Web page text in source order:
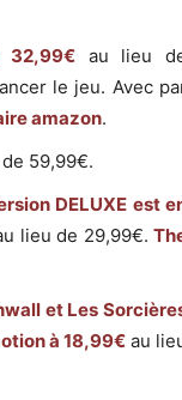
32,99€ au lieu
le jeu. Avec
amazon.
59,99€.
DELUXE est
lieu de 29,99€.
et Les
à 18,99€au